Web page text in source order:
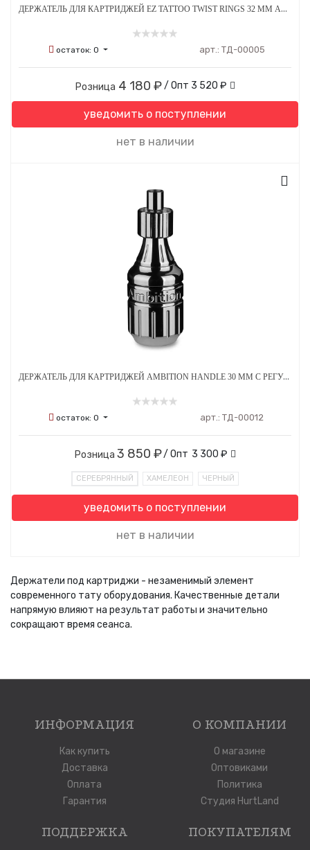
ДЕРЖАТЕЛЬ ДЛЯ КАРТРИДЖЕЙ EZ TATTOO TWIST RINGS 32 ММ АЛЮМИНИЕВЫЙ ЧЕРНЫЙ
остаток: 0 арт.: ТД-00005
Розница 4 180 ₽ / Опт 3 520 ₽
уведомить о поступлении
нет в наличии
ДЕРЖАТЕЛЬ ДЛЯ КАРТРИДЖЕЙ АMBITION HANDLE 30 ММ С РЕГУЛИРОВКОЙ СТАЛЬНОЙ
остаток: 0 арт.: ТД-00012
Розница 3 850 ₽/ Опт 3 300 ₽
СЕРЕБРЯННЫЙ ХАМЕЛЕОН ЧЕРНЫЙ
уведомить о поступлении
нет в наличии
Держатели под картриджи - незаменимый элемент
современного тату оборудования. Качественные детали
напрямую влияют на результат работы и значительно
сокращают время сеанса.
ИНФОРМАЦИЯ
Как купить
Доставка
Оплата
Гарантия
О КОМПАНИИ
О магазине
Оптовиками
Политика
Студия HurtLand
ПОДДЕРЖКА ПОКУПАТЕЛЯМ